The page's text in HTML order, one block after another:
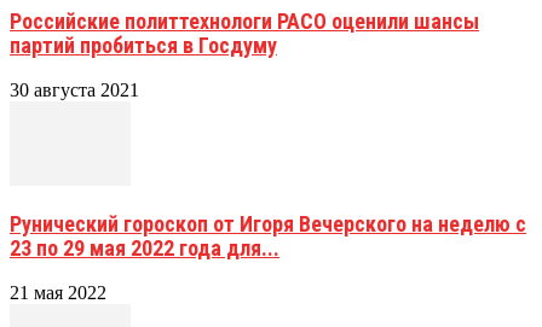
Российские политтехнологи РАСО оценили шансы
партий пробиться в Госдуму
30 августа 2021
Рунический гороскоп от Игоря Вечерского на неделю с
23 по 29 мая 2022 года для...
21 мая 2022